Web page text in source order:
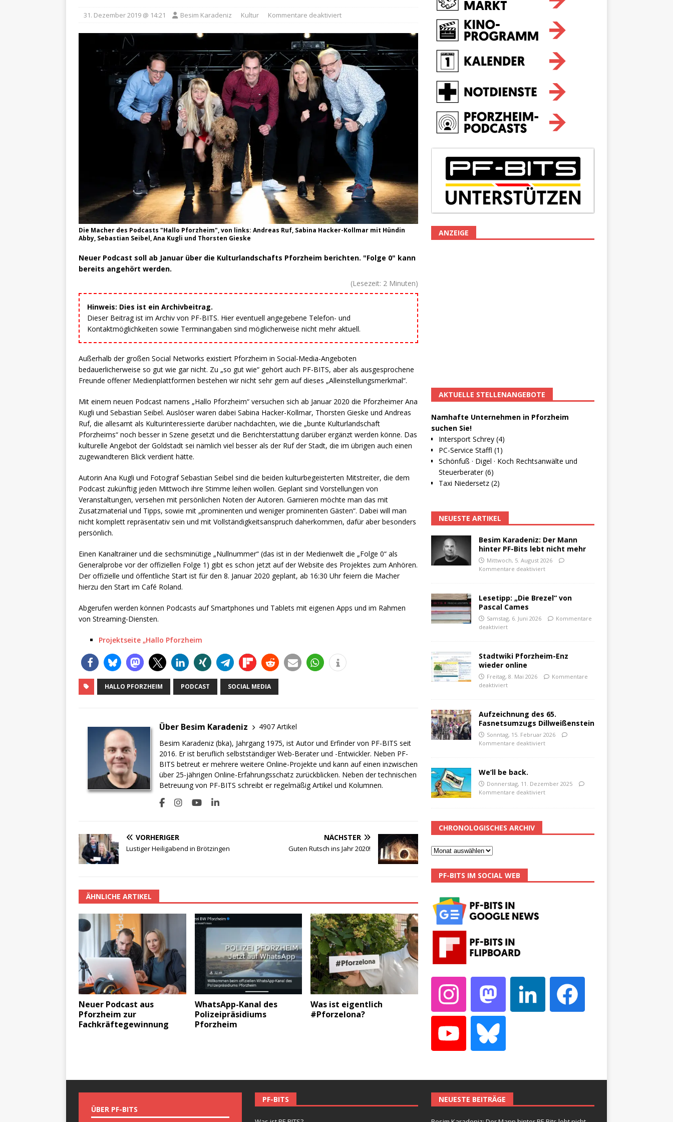
31. Dezember 2019 @ 14:21 Besim Karadeniz Kultur Kommentare deaktiviert
Die Macher des Podcasts "Hallo Pforzheim", von links: Andreas Ruf, Sabina Hacker-Kollmar mit Hündin
Abby, Sebastian Seibel, Ana Kugli und Thorsten Gieske
Neuer Podcast soll ab Januar über die Kulturlandschafts Pforzheim berichten. "Folge 0" kann
bereits angehört werden.
(Lesezeit: 2 Minuten)
Hinweis: Dies ist ein Archivbeitrag.
Dieser Beitrag ist im Archiv von PF-BITS. Hier eventuell angegebene Telefon- und
Kontaktmöglichkeiten sowie Terminangaben sind möglicherweise nicht mehr aktuell.
Außerhalb der großen Social Networks existiert Pforzheim in Social-Media-Angeboten
bedauerlicherweise so gut wie gar nicht. Zu „so gut wie“ gehört auch PF-BITS, aber als ausgesprochene
Freunde offener Medienplattformen bestehen wir nicht sehr gern auf dieses „Alleinstellungsmerkmal“.
Mit einem neuen Podcast namens „Hallo Pforzheim“ versuchen sich ab Januar 2020 die Pforzheimer Ana
Kugli und Sebastian Seibel. Auslöser waren dabei Sabina Hacker-Kollmar, Thorsten Gieske und Andreas
Ruf, die allesamt als Kulturinteressierte darüber nachdachten, wie die „bunte Kulturlandschaft
Pforzheims“ noch besser in Szene gesetzt und die Berichterstattung darüber ergänzt werden könne. Das
kulturelle Angebot der Goldstadt sei nämlich viel besser als der Ruf der Stadt, die im übrigen auch einen
zugewandteren Blick verdient hätte.
Autorin Ana Kugli und Fotograf Sebastian Seibel sind die beiden kulturbegeisterten Mitstreiter, die dem
Podcast zukünftig jeden Mittwoch ihre Stimme leihen wollen. Geplant sind Vorstellungen von
Veranstaltungen, versehen mit persönlichen Noten der Autoren. Garnieren möchte man das mit
Zusatzmaterial und Tipps, sowie mit „prominenten und weniger prominenten Gästen“. Dabei will man
nicht komplett repräsentativ sein und mit Vollständigkeitsanspruch daherkommen, dafür aber besonders
persönlich.
Einen Kanaltrainer und die sechsminütige „Nullnummer“ (das ist in der Medienwelt die „Folge 0“ als
Generalprobe vor der offiziellen Folge 1) gibt es schon jetzt auf der Website des Projektes zum Anhören.
Der offizielle und öffentliche Start ist für den 8. Januar 2020 geplant, ab 16:30 Uhr feiern die Macher
hierzu den Start im Café Roland.
Abgerufen werden können Podcasts auf Smartphones und Tablets mit eigenen Apps und im Rahmen
von Streaming-Diensten.
Projektseite „Hallo Pforzheim
HALLO PFORZHEIM PODCAST SOCIAL MEDIA
Über Besim Karadeniz
4907 Artikel
Besim Karadeniz (bka), Jahrgang 1975, ist Autor und Erfinder von PF-BITS seit
2016. Er ist beruflich selbstständiger Web-Berater und -Entwickler. Neben PF-
BITS betreut er mehrere weitere Online-Projekte und kann auf einen inzwischen
über 25-jährigen Online-Erfahrungsschatz zurückblicken. Neben der technischen
Betreuung von PF-BITS schreibt er regelmäßig Artikel und Kolumnen.
VORHERIGER
Lustiger Heiligabend in Brötzingen
NÄCHSTER
Guten Rutsch ins Jahr 2020!
ÄHNLICHE ARTIKEL
Neuer Podcast aus
Pforzheim zur
Fachkräftegewinnung
WhatsApp-Kanal des
Polizeipräsidiums
Pforzheim
Was ist eigentlich
#Pforzelona?
ANZEIGE
AKTUELLE STELLENANGEBOTE
Namhafte Unternehmen in Pforzheim
suchen Sie!
Intersport Schrey (4)
PC-Service Staffl (1)
Schönfuß · Digel · Koch Rechtsanwälte und
Steuerberater (6)
Taxi Niedersetz (2)
NEUESTE ARTIKEL
Besim Karadeniz: Der Mann
hinter PF-Bits lebt nicht mehr
Mittwoch, 5. August 2026
Kommentare deaktiviert
Lesetipp: „Die Brezel“ von
Pascal Cames
Samstag, 6. Juni 2026
Kommentare
deaktiviert
Stadtwiki Pforzheim-Enz
wieder online
Freitag, 8. Mai 2026
Kommentare
deaktiviert
Aufzeichnung des 65.
Fasnetsumzugs Dillweißenstein
Sonntag, 15. Februar 2026
Kommentare deaktiviert
We’ll be back.
Donnerstag, 11. Dezember 2025
Kommentare deaktiviert
CHRONOLOGISCHES ARCHIV
PF-BITS IM SOCIAL WEB
ÜBER PF-BITS
PF-BITS NEUESTE BEITRÄGE